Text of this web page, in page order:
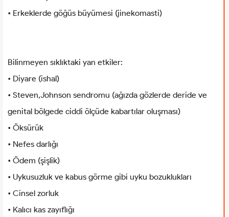
• Erkeklerde göğüs büyümesi (jinekomasti)
Bilinmeyen sıklıktaki yan etkiler:
• Diyare (ishal)
• Steven,Johnson sendromu (ağızda gözlerde deride ve
genital bölgede ciddi ölçüde kabartılar oluşması)
• Öksürük
• Nefes darlığı
• Ödem (şişlik)
• Uykusuzluk ve kabus görme gibi uyku bozuklukları
• Cinsel zorluk
• Kalıcı kas zayıflığı